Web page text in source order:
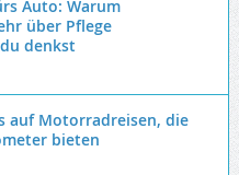
Auto: Warum
über Pflege
denkst
auf Motorradreisen, die
bieten